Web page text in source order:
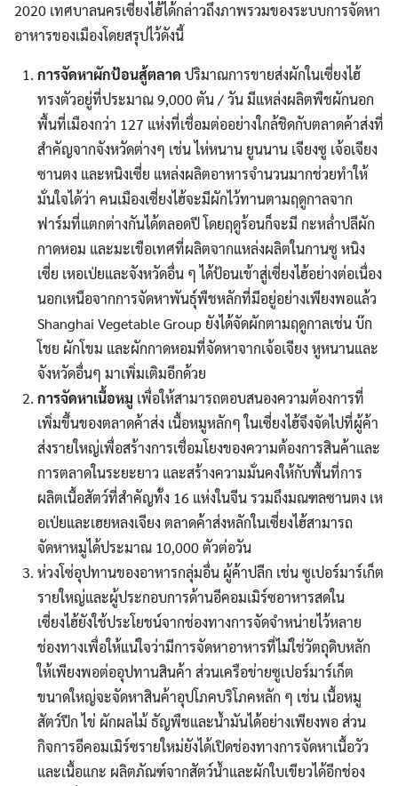
2020 เทศบาลนครเซี่ยงไฮ้ได้กล่าวถึงภาพรวมของระบบการจัดหา
อาหารของเมืองโดยสรุปไว้ดังนี้
การจัดหาผักป้อนสู้ตลาด ปริมาณการขายส่งผักในเซี่ยงไฮ้
ทรงตัวอยู่ที่ประมาณ 9,000 ตัน / วัน มีแหล่งผลิตพืชผักนอก
พื้นที่เมืองกว่า 127 แห่งที่เชื่อมต่ออย่างใกล้ชิดกับตลาดค้าส่งที่
สำคัญจากจังหวัดต่างๆ เช่น ไห่หนาน ยูนนาน เจียงซู เจ้อเจียง
ซานตง และหนิงเซี่ย แหล่งผลิตอาหารจำนวนมากช่วยทำให้
มั่นใจได้ว่า คนเมืองเซี่ยงไฮ้จะมีผักไว้ทานตามฤดูกาลจาก
ฟาร์มที่แตกต่างกันได้ตลอดปี โดยฤดูร้อนก็จะมี กะหล่ำปลีผัก
กาดหอม และมะเขือเทศที่ผลิตจากแหล่งผลิตในกานซู หนิง
เซี่ย เหอเป่ยและจังหวัดอื่น ๆ ได้ป้อนเข้าสู่เซี่ยงไฮ้อย่างต่อเนื่อง
นอกเหนือจากการจัดหาพันธุ์พืชหลักที่มีอยู่อย่างเพียงพอแล้ว
Shanghai Vegetable Group ยังได้จัดผักตามฤดูกาลเช่น บ๊ก
โชย ผักโขม และผักกาดหอมที่จัดหาจากเจ้อเจียง หูหนานและ
จังหวัดอื่นๆ มาเพิ่มเติมอีกด้วย
การจัดหาเนื้อหมู เพื่อให้สามารถตอบสนองความต้องการที่
เพิ่มขึ้นของตลาดค้าส่ง เนื้อหมูหลักๆ ในเซี่ยงไฮ้จึงจัดไปที่ผู้ค้า
ส่งรายใหญ่เพื่อสร้างการเชื่อมโยงของความต้องการสินค้าและ
การตลาดในระยะยาว และสร้างความมั่นคงให้กับพื้นที่การ
ผลิตเนื้อสัตว์ที่สำคัญทั้ง 16 แห่งในจีน รวมถึงมณฑลซานตง เห
อเป่ยและเฮยหลงเจียง ตลาดค้าส่งหลักในเซี่ยงไฮ้สามารถ
จัดหาหมูได้ประมาณ 10,000 ตัวต่อวัน
ห่วงโซ่อุปทานของอาหารกลุ่มอื่น ผู้ค้าปลีก เช่น ซูเปอร์มาร์เก็ต
รายใหญ่และผู้ประกอบการด้านอีคอมเมิร์ซอาหารสดใน
เซี่ยงไฮ้ยังใช้ประโยชน์จากช่องทางการจัดจำหน่ายไว้หลาย
ช่องทางเพื่อให้แน่ใจว่ามีการจัดหาอาหารที่ไม่ใช่วัตถุดิบหลัก
ให้เพียงพอต่ออุปทานสินค้า ส่วนเครือข่ายซูเปอร์มาร์เก็ต
ขนาดใหญ่จะจัดหาสินค้าอุปโภคบริโภคหลัก ๆ เช่น เนื้อหมู
สัตว์ปีก ไข่ ผักผลไม้ ธัญพืชและน้ำมันได้อย่างเพียงพอ ส่วน
กิจการอีคอมเมิร์ซรายใหม่ยังได้เปิดช่องทางการจัดหาเนื้อวัว
และเนื้อแกะ ผลิตภัณฑ์จากสัตว์น้ำและผักใบเขียวได้อีกช่อง